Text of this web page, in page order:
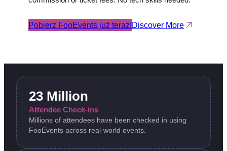
Pobierz FooEvents już teraz!Discover More
23 Million
Attendee Check-ins
Millions of attendees have been checked in using
FooEvents across real-world events.